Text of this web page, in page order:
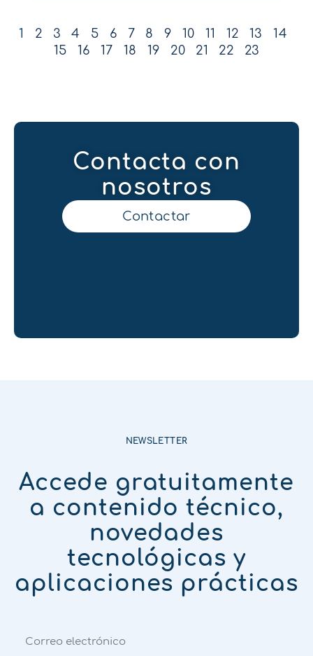
1 2 3 4 5 6 7 8 9 10 11 12 13
14
15
16 17 18 19 20 21 22 23
Contacta con
nosotros
Contactar
NEWSLETTER
Accede gratuitamente
a contenido técnico,
novedades
tecnológicas y
aplicaciones prácticas